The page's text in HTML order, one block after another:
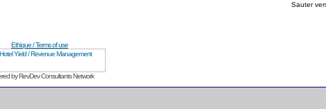
Sauter
Ethique / Terms of use
by RevDev Consultants Network